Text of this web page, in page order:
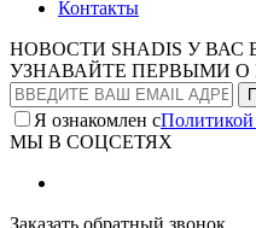
Контакты
НОВОСТИ SHADIS У ВАС
УЗНАВАЙТЕ ПЕРВЫМИ
Я ознакомлен сПолитикой
МЫ В СОЦСЕТЯХ
Заказать обратный звонок